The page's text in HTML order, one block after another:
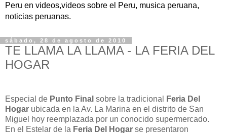
Peru en videos,videos sobre el Peru, musica peruana,
noticias peruanas.
sábado, 28 de agosto de 2010
TE LLAMA LA LLAMA - LA FERIA DEL
HOGAR
Especial de Punto Final sobre la tradicional
Feria Del
Hogar ubicada en la Av. La Marina en el distrito de San
Miguel hoy reemplazada por un conocido supermercado.
En el Estelar de la Feria Del Hogar se presentaron